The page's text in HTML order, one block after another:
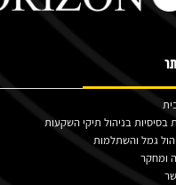
בסיסיות בניהול תיקי השקעות
ומחקר